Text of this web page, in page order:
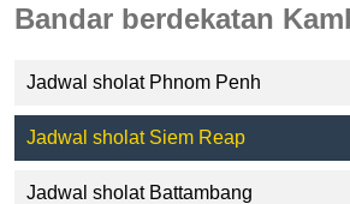
Bandar berdekatan
Jadwal sholat Phnom Penh
Jadwal sholat Siem Reap
Jadwal sholat Battambang